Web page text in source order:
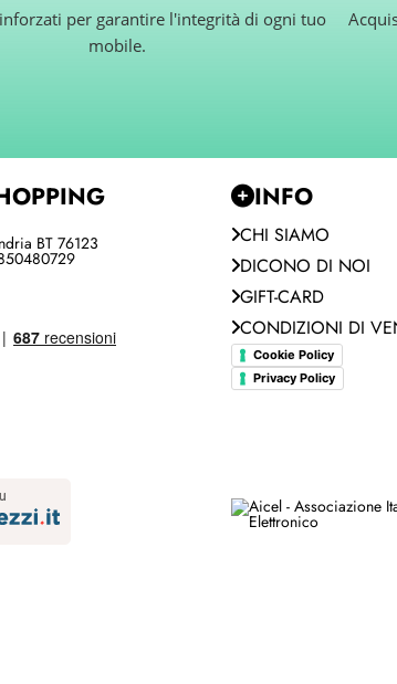
per garantire l'integrità di ogni tuo
mobile.
BT 76123
INFO
CHI SIAMO
DICONO DI NOI
GIFT-CARD
CONDIZIONI DI
Cookie Policy
Privacy Policy